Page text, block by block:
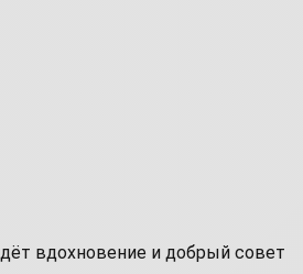
вдохновение и добрый совет